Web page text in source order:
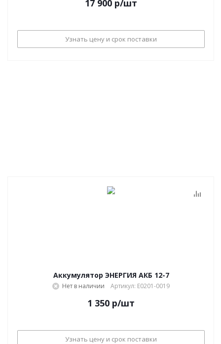
17 900 р/шт
Узнать цену и срок поставки
Аккумулятор ЭНЕРГИЯ АКБ 12-7
Нет в наличии Артикул: Е0201-0019
1 350 р/шт
Узнать цену и срок поставки